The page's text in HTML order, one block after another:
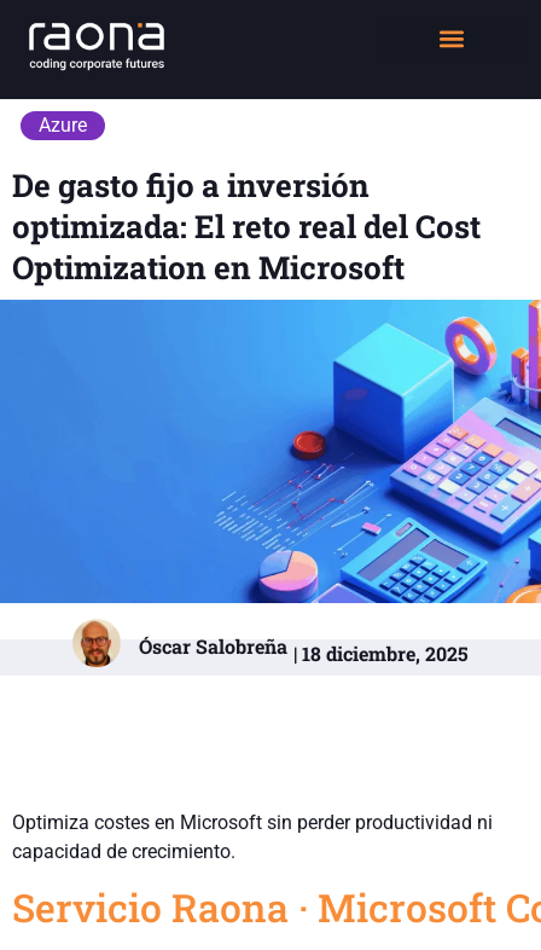
Azure
De gasto fijo a inversión
optimizada: El reto real del Cost
Optimization en Microsoft
Óscar Salobreña | 18 diciembre, 2025
Optimiza costes en Microsoft sin perder productividad ni
capacidad de crecimiento.
Servicio Raona · Microsoft